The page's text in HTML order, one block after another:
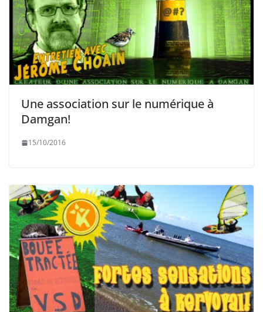
Une association sur le numérique à
Damgan!
15/10/2016